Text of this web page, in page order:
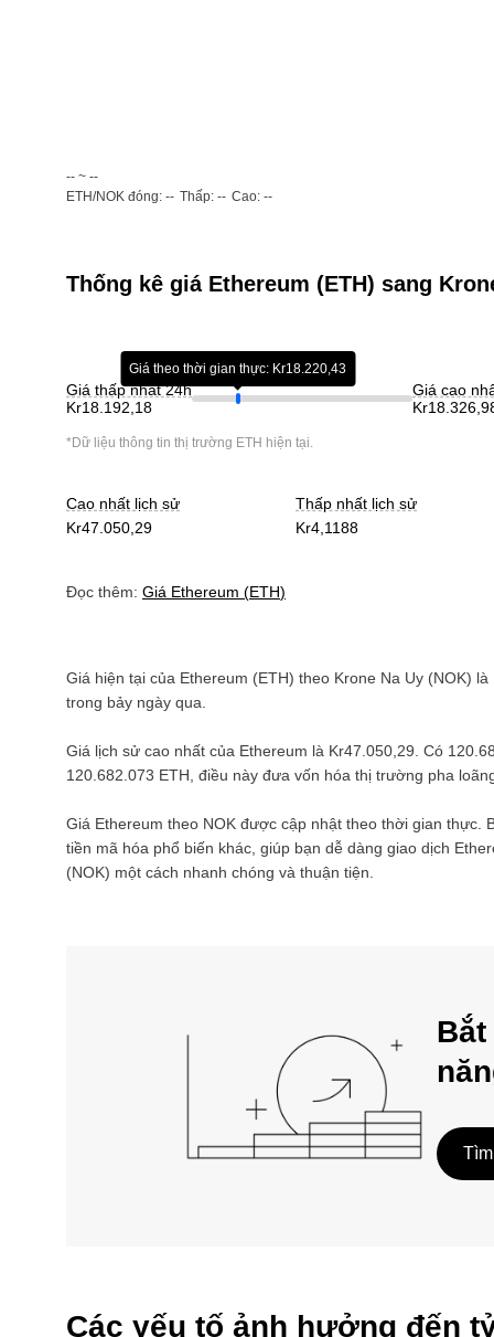
-- ~ --
ETH/NOK đóng: -- Thấp: -- Cao: --
Thống kê giá Ethereum (ETH) sang
Giá thấp nhất 24h
Kr18.192,18
Giá theo thời gian thực: Kr18.220,43
Giá cao
*Dữ liệu thông tin thị trường ETH hiện tại.
Cao nhất lịch sử
Kr47.050,29
Thấp nhất lịch sử
Kr4,1188
Đọc thêm: Giá Ethereum (ETH)
Giá hiện tại của Ethereum (ETH) theo Krone Na Uy (NOK) là
trong bảy ngày qua.
Giá lịch sử cao nhất của Ethereum là Kr47.050,29 . Có
120.682.073 ETH , điều này đưa vốn hóa thị trường pha
Giá Ethereum theo NOK được cập nhật theo thời gian thực.
tiền mã hóa phổ biến khác, giúp bạn dễ dàng giao dịch
(NOK) một cách nhanh chóng và thuận tiện.
Các yếu tố ảnh hưởng đến